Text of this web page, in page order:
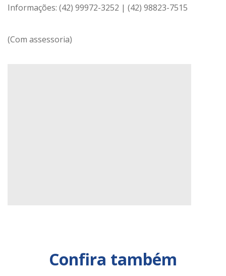
Informações: (42) 99972-3252 | (42) 98823-7515
(Com assessoria)
Confira também